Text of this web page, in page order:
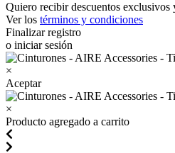
Quiero recibir descuentos exclusivos
Ver los términos y condiciones
Finalizar registro
o iniciar sesión
×
Aceptar
×
Producto agregado a carrito